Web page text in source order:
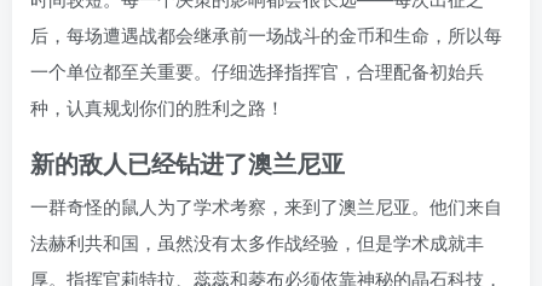
后，每场遭遇战都会继承前一场战斗的金币和生命，所以每
一个单位都至关重要。仔细选择指挥官，合理配备初始兵
种，认真规划你们的胜利之路！
新的敌人已经钻进了澳兰尼亚
一群奇怪的鼠人为了学术考察，来到了澳兰尼亚。他们来自
法赫利共和国，虽然没有太多作战经验，但是学术成就丰
厚。指挥官莉特拉、蕊蕊和菱布必须依靠神秘的晶石科技，